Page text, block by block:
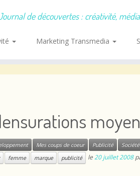
de découvertes : créativité,
Marketing Transmedia
Mes coups de coeur Publicité Société
femme marque publicité le20 juillet 2008